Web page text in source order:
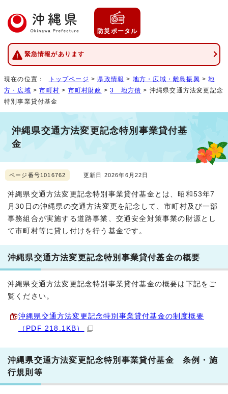
防災ポータル
緊急情報があります
現在の位置： トップページ > 県政情報 > 地方・広域・離島振興 >地
方・広域 >市町村 > 市町村財政 >3 地方債 > 沖縄県交通方法変更記念
特別事業貸付基金
沖縄県交通方法変更記念特別事業貸付基
金
ページ番号1016762 更新日 2026年6月22日
沖縄県交通方法変更記念特別事業貸付基金とは、昭和53年7
月30日の沖縄県の交通方法変更を記念して、市町村及び一部
事務組合が実施する道路事業、交通安全対策事業の財源とし
て市町村等に貸し付けを行う基金です。
沖縄県交通方法変更記念特別事業貸付基金の概要
沖縄県交通方法変更記念特別事業貸付基金の概要は下記をご
覧ください。
沖縄県交通方法変更記念特別事業貸付基金の制度概要
（PDF 218.1KB）
沖縄県交通方法変更記念特別事業貸付基金 条例・施
行規則等